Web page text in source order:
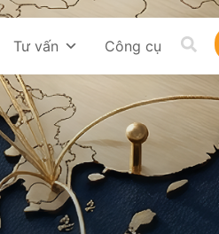
Tư vấn Công cụ